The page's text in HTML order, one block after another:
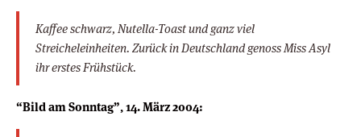
Kaffee schwarz, Nutella-Toast und ganz viel
Streicheleinheiten. Zurück in Deutschland genoss Miss Asyl
ihr erstes Frühstück.
“Bild am Sonntag”, 14. März 2004: